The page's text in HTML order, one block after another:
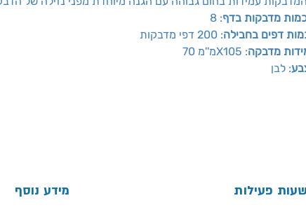
מדבקות בדף
דפים בחבילה: 200 דפי מדבקות
מ''מ 70X
מדבקה: 105
: לבן
מידע נוסף שעות פעילות